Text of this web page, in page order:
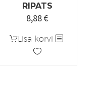
RIPATS
8,88€
Lisa korvi